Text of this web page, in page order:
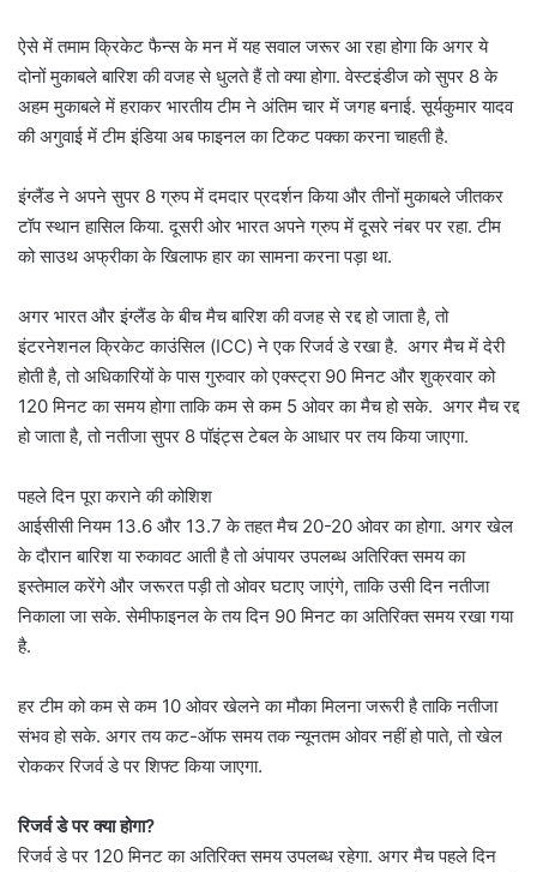
ऐसे में तमाम क्रिकेट फैन्स के मन में यह सवाल जरूर आ रहा होगा कि अगर ये
दोनों मुकाबले बार‍िश की वजह से धुलते हैं तो क्या होगा. वेस्टइंडीज को सुपर 8 के
अहम मुकाबले में हराकर भारतीय टीम ने अंतिम चार में जगह बनाई. सूर्यकुमार यादव
की अगुवाई में टीम इंडिया अब फाइनल का टिकट पक्का करना चाहती है.
इंग्लैंड ने अपने सुपर 8 ग्रुप में दमदार प्रदर्शन किया और तीनों मुकाबले जीतकर
टॉप स्थान हासिल किया. दूसरी ओर भारत अपने ग्रुप में दूसरे नंबर पर रहा. टीम
को साउथ अफ्रीका के खिलाफ हार का सामना करना पड़ा था.
अगर भारत और इंग्लैंड के बीच मैच बारिश की वजह से रद्द हो जाता है, तो
इंटरनेशनल क्रिकेट काउंसिल (ICC) ने एक रिजर्व डे रखा है. अगर मैच में देरी
होती है, तो अधिकारियों के पास गुरुवार को एक्स्ट्रा 90 मिनट और शुक्रवार को
120 मिनट का समय होगा ताकि कम से कम 5 ओवर का मैच हो सके. अगर मैच रद्द
हो जाता है, तो नतीजा सुपर 8 पॉइंट्स टेबल के आधार पर तय किया जाएगा.
पहले दिन पूरा कराने की कोशिश
आईसीसी नियम 13.6 और 13.7 के तहत मैच 20-20 ओवर का होगा. अगर खेल
के दौरान बारिश या रुकावट आती है तो अंपायर उपलब्ध अतिरिक्त समय का
इस्तेमाल करेंगे और जरूरत पड़ी तो ओवर घटाए जाएंगे, ताकि उसी दिन नतीजा
निकाला जा सके. सेमीफाइनल के तय दिन 90 मिनट का अतिरिक्त समय रखा गया
है.
हर टीम को कम से कम 10 ओवर खेलने का मौका मिलना जरूरी है ताकि नतीजा
संभव हो सके. अगर तय कट-ऑफ समय तक न्यूनतम ओवर नहीं हो पाते, तो खेल
रोककर रिजर्व डे पर शिफ्ट किया जाएगा.
रिजर्व डे पर क्या होगा?
रिजर्व डे पर 120 मिनट का अतिरिक्त समय उपलब्ध रहेगा. अगर मैच पहले दिन